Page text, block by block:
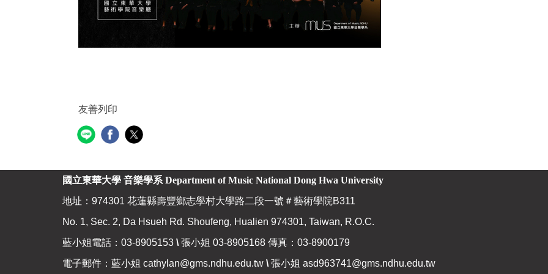
友善列印
國立東華大學 音樂學系 Department of Music National Dong Hwa University
地址：974301 花蓮縣壽豐鄉志學村大學路二段一號＃藝術學院B311
No. 1, Sec. 2, Da Hsueh Rd. Shoufeng, Hualien 974301, Taiwan, R.O.C.
藍小姐電話：03-8905153 \ 張小姐 03-8905168 傳真：03-8900179
電子郵件：藍小姐 cathylan@gms.ndhu.edu.tw \ 張小姐 asd963741@gms.ndhu.edu.tw